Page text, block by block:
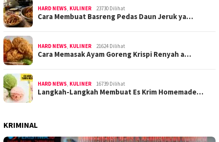
HARD NEWS KULINER 23730 Dilihat
Cara Membuat Basreng Pedas Daun Jeruk ya…
HARD NEWS KULINER 21624 Dilihat
Cara Memasak Ayam Goreng Krispi Renyah a…
HARD NEWS KULINER 16739 Dilihat
Langkah-Langkah Membuat Es Krim Homemade…
KRIMINAL